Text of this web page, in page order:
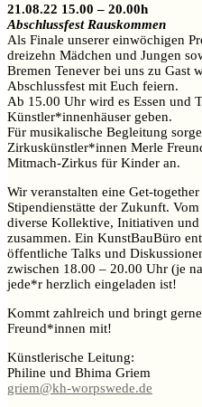
21.08.22 15.00 – 20.00h
Abschlussfest Rauskommen
Als Finale unserer einwöchigen
dreizehn Mädchen und Jungen
Bremen Tenever bei uns zu Gast
Abschlussfest mit Euch feiern.
Ab 15.00 Uhr wird es Essen und
Künstler*innenhäuser geben.
Für musikalische Begleitung
Zirkuskünstler*innen Merle
Mitmach-Zirkus für Kinder an.
Wir veranstalten eine Get-
Stipendienstätte der Zukunft.
diverse Kollektive, Initiativen
zusammen. Ein KunstBauBüro
öffentliche Talks und
zwischen 18.00 – 20.00 Uhr (je
jede*r herzlich eingeladen ist!
Kommt zahlreich und bringt
Freund*innen mit!
Künstlerische Leitung:
Philine und Bhima Griem
griem@kh-worpswede.de